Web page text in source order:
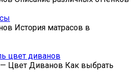
История матрасов в
цвет диванов
Цвет Диванов Как выбрать